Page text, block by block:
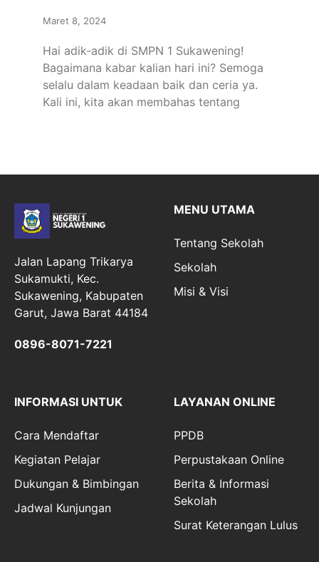
Maret 8, 2024
Hai adik-adik di SMPN 1 Sukawening!
Bagaimana kabar kalian hari ini? Semoga
selalu dalam keadaan baik dan ceria ya.
Kali ini, kita akan membahas tentang
Jalan Lapang Trikarya
Sukamukti, Kec.
Sukawening, Kabupaten
Garut, Jawa Barat 44184
0896-8071-7221
MENU UTAMA
Tentang Sekolah
Sekolah
Misi & Visi
INFORMASI UNTUK
Cara Mendaftar
Kegiatan Pelajar
Dukungan & Bimbingan
Jadwal Kunjungan
LAYANAN ONLINE
PPDB
Perpustakaan Online
Berita & Informasi
Sekolah
Surat Keterangan Lulus